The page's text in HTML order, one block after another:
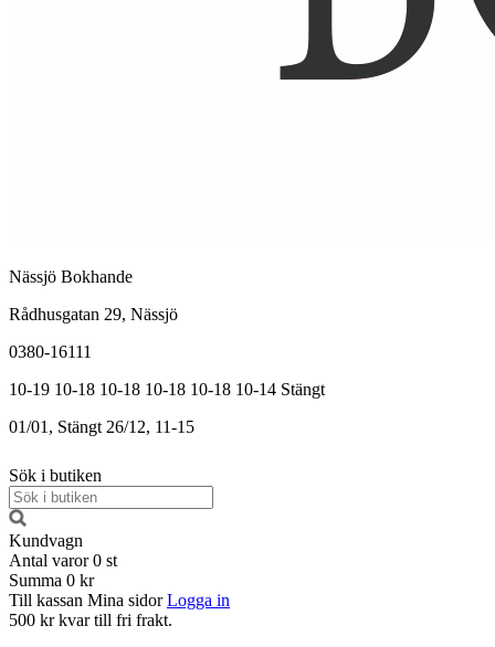
Nässjö Bokhande
Rådhusgatan 29, Nässjö
0380-16111
10-19 10-18 10-18 10-18 10-18 10-14 Stängt
01/01, Stängt 26/12, 11-15
Sök i butiken
Kundvagn
Antal varor 0 st
Summa 0 kr
Till kassan Mina sidor Logga in
500 kr kvar till fri frakt.